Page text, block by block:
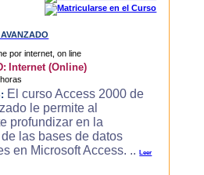
Internet (Online)
horas
El curso Access 2000 de
le permite al
profundizar en la
las bases de datos
en Microsoft Access. ..Leer